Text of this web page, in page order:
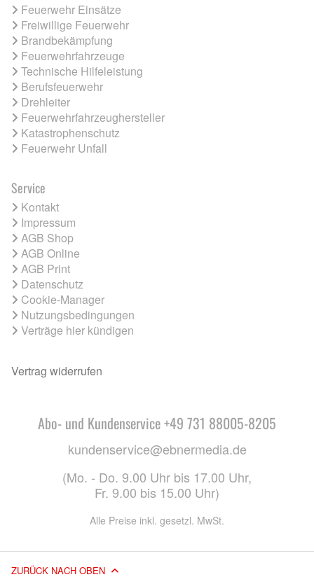
Feuerwehr Einsätze
Freiwillige Feuerwehr
Brandbekämpfung
Feuerwehrfahrzeuge
Technische Hilfeleistung
Berufsfeuerwehr
Drehleiter
Feuerwehrfahrzeughersteller
Katastrophenschutz
Feuerwehr Unfall
Service
Kontakt
Impressum
AGB Shop
AGB Online
AGB Print
Datenschutz
Cookie-Manager
Nutzungsbedingungen
Verträge hier kündigen
Vertrag widerrufen
Abo- und Kundenservice +49 731 88005-8205
kundenservice@ebnermedia.de
(Mo. - Do. 9.00 Uhr bis 17.00 Uhr,
Fr. 9.00 bis 15.00 Uhr)
Alle Preise inkl. gesetzl. MwSt.
ZURÜCK NACH OBEN